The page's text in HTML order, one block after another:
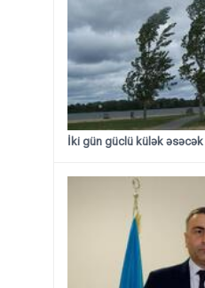
İki gün güclü külək əsəcək